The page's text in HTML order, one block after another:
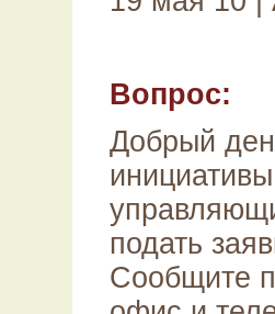
Вопрос:
Добрый
подать
Сообщите